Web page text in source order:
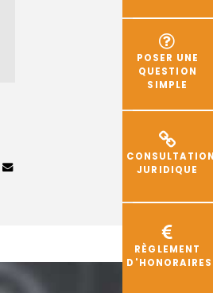
POSER UNE
QUESTION
SIMPLE
JURIDIQUE
RÈGLEMENT
D'HONORAIRES